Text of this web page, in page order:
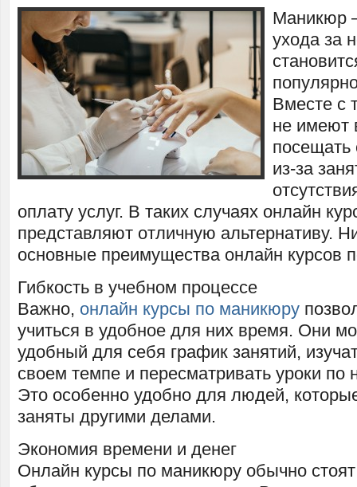
Маникюр
ухода за
Вместе с
не имеют
посещать
из-за
оплату услуг. В таких случаях онлайн
представляют отличную альтернативу.
основные преимущества онлайн курсов
Гибкость в учебном процессе
Важно, онлайн курсы по маникюру
учиться в удобное для них время. Они
удобный для себя график занятий,
своем темпе и пересматривать уроки по
Это особенно удобно для людей,
заняты другими делами.
Экономия времени и денег
Онлайн курсы по маникюру обычно